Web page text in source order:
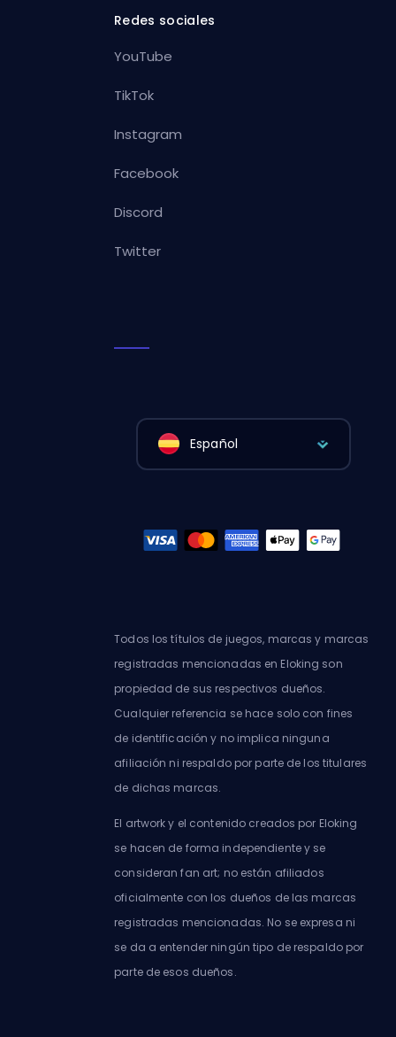
Redes sociales
YouTube
TikTok
Instagram
Facebook
Discord
Twitter
Español
Todos los títulos de juegos, marcas y marcas
registradas mencionadas en Eloking son
propiedad de sus respectivos dueños.
Cualquier referencia se hace solo con fines
de identificación y no implica ninguna
afiliación ni respaldo por parte de los titulares
de dichas marcas.
El artwork y el contenido creados por Eloking
se hacen de forma independiente y se
consideran fan art; no están afiliados
oficialmente con los dueños de las marcas
registradas mencionadas. No se expresa ni
se da a entender ningún tipo de respaldo por
parte de esos dueños.